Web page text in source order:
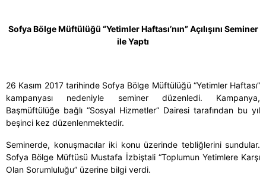
Sofya Bölge Müftülüğü “Yetimler Haftası’nın” Açılışını Seminer
ile Yaptı
26 Kasım 2017 tarihinde Sofya Bölge Müftülüğü “Yetimler Haftası”
kampanyası nedeniyle seminer düzenledi. Kampanya,
Başmüftülüğe bağlı “Sosyal Hizmetler” Dairesi tarafından bu yıl
beşinci kez düzenlenmektedir.
Seminerde, konuşmacılar iki konu üzerinde tebliğlerini sundular.
Sofya Bölge Müftüsü Mustafa İzbiştali “Toplumun Yetimlere Karşı
Olan Sorumluluğu” üzerine bilgi verdi.